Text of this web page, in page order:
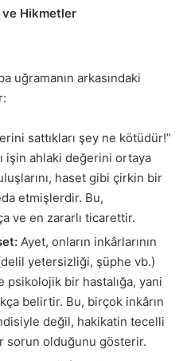
ve Hikmetler
uğramanın arkasındaki
sattıkları şey ne kötüdür!”
işin ahlaki değerini ortaya
haset gibi çirkin bir
etmişlerdir. Bu,
ve en zararlı ticarettir.
Ayet, onların inkârlarının
yetersizliği, şüphe vb.)
psikolojik bir hastalığa, yani
belirtir. Bu, birçok inkârın
değil, hakikatin tecelli
sorun olduğunu gösterir.